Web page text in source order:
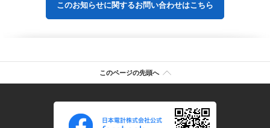
このお知らせに関するお問い合わせはこちら
このページの先頭へ